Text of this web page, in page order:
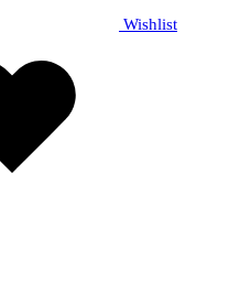
Wishlist